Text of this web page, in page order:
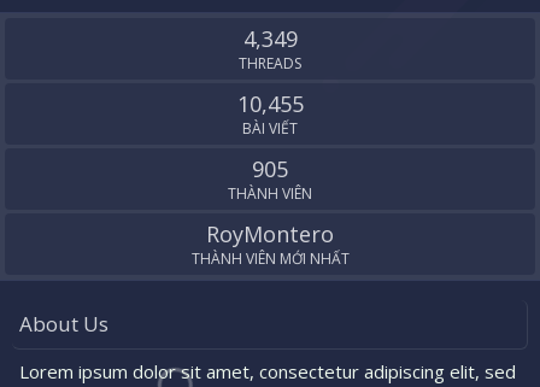
S
4,349
THREADS
10,455
BÀI VIẾT
905
THÀNH VIÊN
RoyMontero
THÀNH VIÊN MỚI NHẤT
About Us
Lorem ipsum dolor sit amet, consectetur adipiscing elit, sed